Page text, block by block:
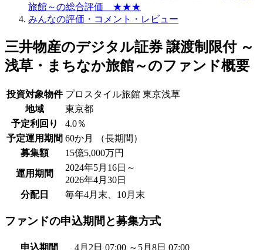
旅館～の総合評価 ★★★
みんなの評価・コメント・レビュー
三井物産のデジタル証券 譲渡制限付 ～
浅草・まちなか旅館～のファンド概要
投資対象物件 プロスタイル旅館 東京浅草
地域
東京都
予定利回り
4.0％
予定運用期間 60か月 （長期間）
募集額
15億5,000万円
運用期間
2024年5月16日～
2026年4月30日
分配日
毎年4月末、10月末
ファンドの申込期間と募集方式
申込期間
4月2日 07:00 ～5月8日 07:00